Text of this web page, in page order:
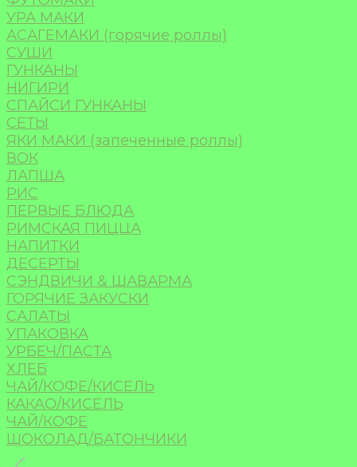
УРА МАКИ
АСАГЕМАКИ (горячие роллы)
СУШИ
ГУНКАНЫ
НИГИРИ
СПАЙСИ ГУНКАНЫ
СЕТЫ
ЯКИ МАКИ (запеченные роллы)
ВОК
ЛАПША
РИС
ПЕРВЫЕ БЛЮДА
РИМСКАЯ ПИЦЦА
НАПИТКИ
ДЕСЕРТЫ
СЭНДВИЧИ & ШАВАРМА
ГОРЯЧИЕ ЗАКУСКИ
САЛАТЫ
УПАКОВКА
УРБЕЧ/ПАСТА
ХЛЕБ
ЧАЙ/КОФЕ/КИСЕЛЬ
КАКАО/КИСЕЛЬ
ЧАЙ/КОФЕ
ШОКОЛАД/БАТОНЧИКИ